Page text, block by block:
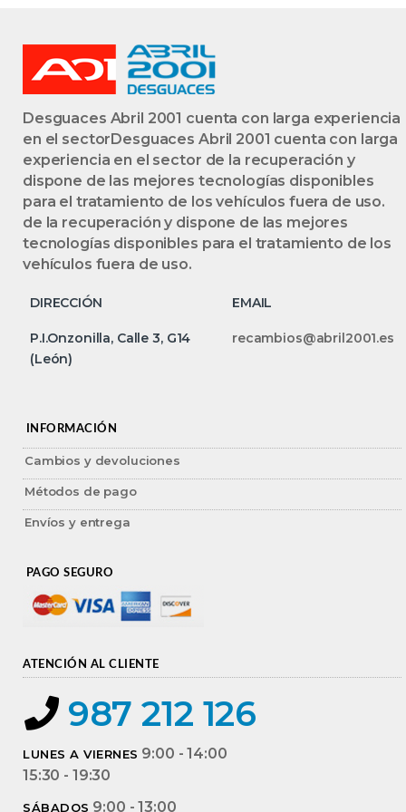
Desguaces Abril 2001 cuenta con larga experiencia
en el sectorDesguaces Abril 2001 cuenta con larga
experiencia en el sector de la recuperación y
dispone de las mejores tecnologías disponibles
para el tratamiento de los vehículos fuera de uso.
de la recuperación y dispone de las mejores
tecnologías disponibles para el tratamiento de los
vehículos fuera de uso.
DIRECCIÓN EMAIL
P.I.Onzonilla, Calle 3, G14
(León)
recambios@abril2001.es
INFORMACIÓN
Cambios y devoluciones
Métodos de pago
Envíos y entrega
PAGO SEGURO
ATENCIÓN AL CLIENTE
987 212 126
LUNES A VIERNES 9:00 - 14:00
15:30 - 19:30
SÁBADOS 9:00 - 13:00